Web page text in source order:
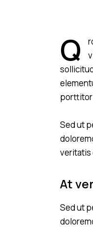
Q
porttitor
Sed ut
veritatis
At
Sed ut